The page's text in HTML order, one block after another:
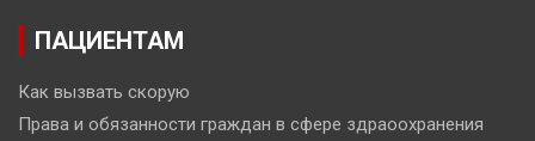
ПАЦИЕНТАМ
Как вызвать скорую
Права и обязанности граждан в сфере здраоохранения